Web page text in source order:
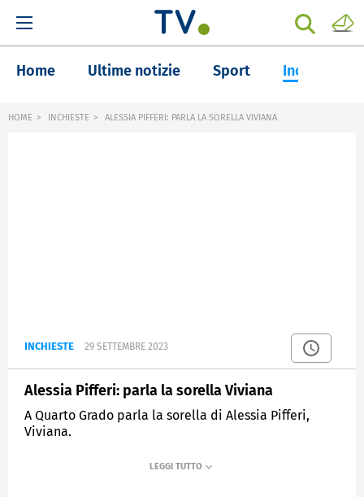
Home Ultime notizie Sport Inchieste
HOME INCHIESTE ALESSIA PIFFERI: PARLA LA SORELLA VIVIANA
INCHIESTE 29 SETTEMBRE 2023
Alessia Pifferi: parla la sorella Viviana
A Quarto Grado parla la sorella di Alessia Pifferi,
Viviana.
QUARTO GRADO